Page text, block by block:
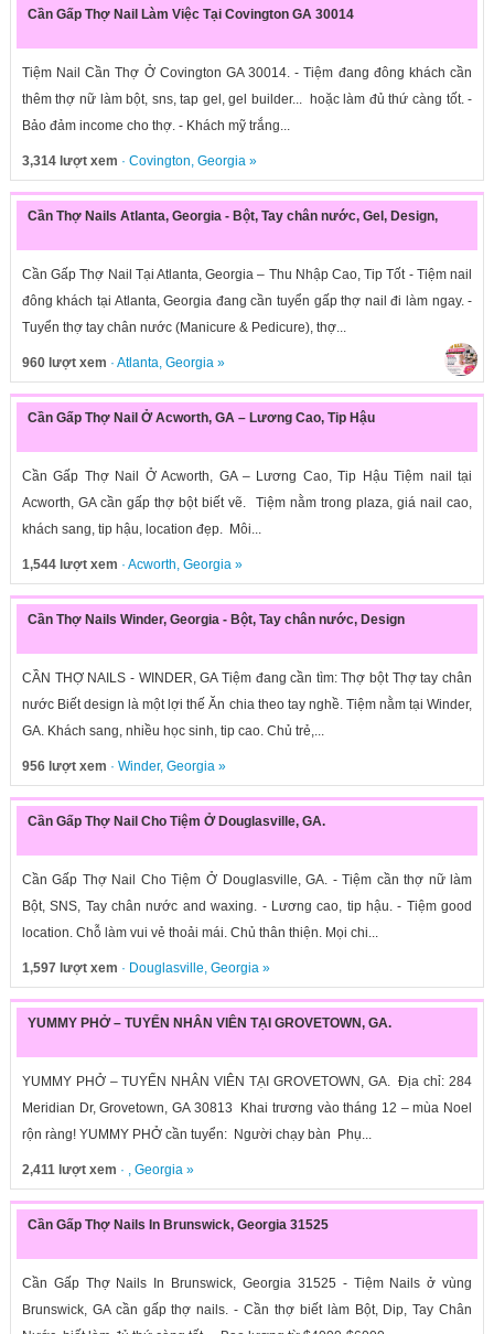
Cần Gấp Thợ Nail Làm Việc Tại Covington GA 30014
Tiệm Nail Cần Thợ Ở Covington GA 30014. - Tiệm đang đông khách cần
thêm thợ nữ làm bột, sns, tap gel, gel builder... hoặc làm đủ thứ càng tốt. -
Bảo đảm income cho thợ. - Khách mỹ trắng...
3,314 lượt xem · Covington, Georgia»
Cần Thợ Nails Atlanta, Georgia - Bột, Tay chân nước, Gel, Design,
Cần Gấp Thợ Nail Tại Atlanta, Georgia – Thu Nhập Cao, Tip Tốt - Tiệm nail
đông khách tại Atlanta, Georgia đang cần tuyển gấp thợ nail đi làm ngay. -
Tuyển thợ tay chân nước (Manicure & Pedicure), thợ...
960 lượt xem · Atlanta, Georgia»
Cần Gấp Thợ Nail Ở Acworth, GA – Lương Cao, Tip Hậu
Cần Gấp Thợ Nail Ở Acworth, GA – Lương Cao, Tip Hậu Tiệm nail tại
Acworth, GA cần gấp thợ bột biết vẽ. Tiệm nằm trong plaza, giá nail cao,
khách sang, tip hậu, location đẹp. Môi...
1,544 lượt xem · Acworth, Georgia»
Cần Thợ Nails Winder, Georgia - Bột, Tay chân nước, Design
CẦN THỢ NAILS - WINDER, GA Tiệm đang cần tìm: Thợ bột Thợ tay chân
nước Biết design là một lợi thế Ăn chia theo tay nghề. Tiệm nằm tại Winder,
GA. Khách sang, nhiều học sinh, tip cao. Chủ trẻ,...
956 lượt xem · Winder, Georgia»
Cần Gấp Thợ Nail Cho Tiệm Ở Douglasville, GA.
Cần Gấp Thợ Nail Cho Tiệm Ở Douglasville, GA. - Tiệm cần thợ nữ làm
Bột, SNS, Tay chân nước and waxing. - Lương cao, tip hậu. - Tiệm good
location. Chỗ làm vui vẻ thoải mái. Chủ thân thiện. Mọi chi...
1,597 lượt xem · Douglasville, Georgia»
YUMMY PHỞ – TUYỂN NHÂN VIÊN TẠI GROVETOWN, GA.
YUMMY PHỞ – TUYỂN NHÂN VIÊN TẠI GROVETOWN, GA. Địa chỉ: 284
Meridian Dr, Grovetown, GA 30813 Khai trương vào tháng 12 – mùa Noel
rộn ràng! YUMMY PHỞ cần tuyển: Người chạy bàn Phụ...
2,411 lượt xem · , Georgia»
Cần Gấp Thợ Nails In Brunswick, Georgia 31525
Cần Gấp Thợ Nails In Brunswick, Georgia 31525 - Tiệm Nails ở vùng
Brunswick, GA cần gấp thợ nails. - Cần thợ biết làm Bột, Dip, Tay Chân